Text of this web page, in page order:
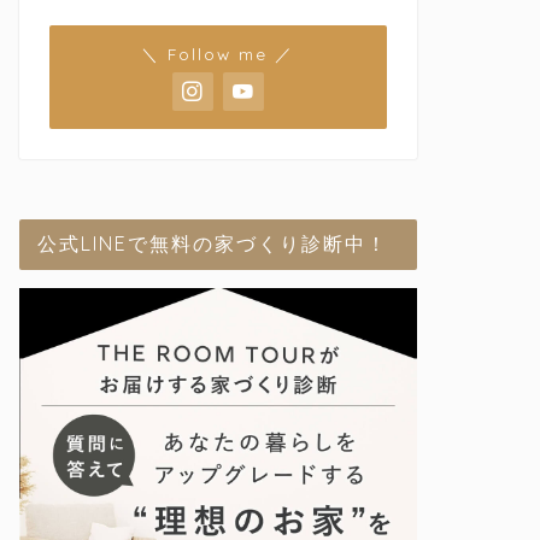
＼ Follow me ／
公式LINEで無料の家づくり診断中！